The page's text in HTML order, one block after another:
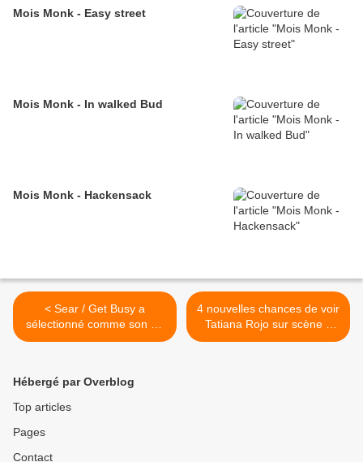
Mois Monk - Easy street
Mois Monk - In walked Bud
Mois Monk - Hackensack
< Sear / Get Busy a
sélectionné comme son du
jour... Semaine "Disco/Funk
4 nouvelles chances de voir
Tatiana Rojo sur scène à
Paris >
Hébergé par Overblog
Top articles
Pages
Contact